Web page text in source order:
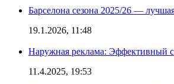
Барселона сезона 2025/26 —
19.1.2026, 11:48
Наружная реклама: Эффективный
11.4.2025, 19:53